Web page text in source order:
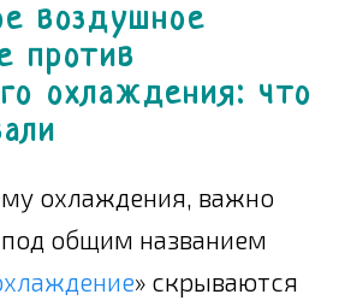
воздушное
против
охлаждения: что
охлаждения, важно
общим названием
» скрываются